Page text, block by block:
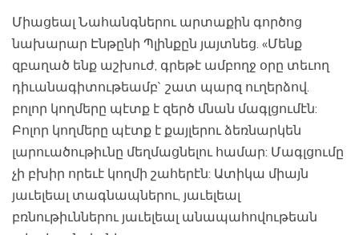
Միացեալ Նահանգներու արտաքին գործոց
նախարար Էնթընի Պլինքըն յայտնեց. «Մենք
զբաղած ենք աշխուժ, գրեթէ ամբողջ օրը տեւող
դիւանագիտութեամբ` շատ պարզ ուղերձով.
բոլոր կողմերը պէտք է զերծ մնան մագլցումէն:
Բոլոր կողմերը պէտք է քայլերու ձեռնարկեն
լարուածութիւնը մեղմացնելու համար: Մագլցումը
չի բխիր որեւէ կողմի շահերէն: Ատիկա միայն
յաւելեալ տագնապներու, յաւելեալ
բռնութիւններու յաւելեալ անապահովութեան